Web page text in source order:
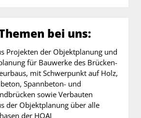
bei uns:
Projekten der Objektplanung und
für Bauwerke des Brücken-
mit Schwerpunkt auf Holz,
Spannbeton- und
sowie Verbauten
der Objektplanung über alle
der HOAI